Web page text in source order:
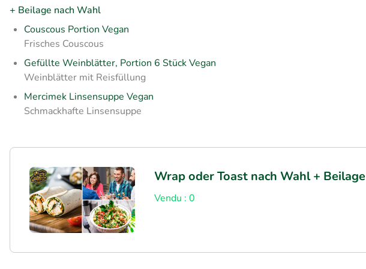
+ Beilage nach Wahl
Couscous Portion Vegan
Frisches Couscous
Gefüllte Weinblätter, Portion 6 Stück Vegan
Weinblätter mit Reisfüllung
Mercimek Linsensuppe Vegan
Schmackhafte Linsensuppe
Wrap oder Toast nach Wahl + Beilage
Vendu : 0